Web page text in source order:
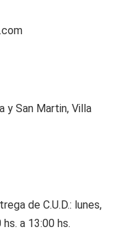
y San Martin, Villa
de C.U.D.: lunes,
a 13:00 hs.